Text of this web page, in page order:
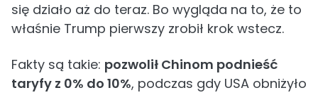
się działo aż do teraz. Bo wygląda na to, że to
właśnie Trump pierwszy zrobił krok wstecz.
Fakty są takie: pozwolił Chinom podnieść
taryfy z 0% do 10%, podczas gdy USA obniżyło